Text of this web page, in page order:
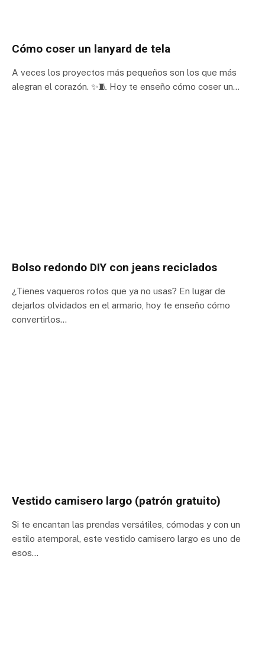
Cómo coser un lanyard de tela
A veces los proyectos más pequeños son los que más
alegran el corazón. ✨🧵 Hoy te enseño cómo coser un…
Bolso redondo DIY con jeans reciclados
¿Tienes vaqueros rotos que ya no usas? En lugar de
dejarlos olvidados en el armario, hoy te enseño cómo
convertirlos…
Vestido camisero largo (patrón gratuito)
Si te encantan las prendas versátiles, cómodas y con un
estilo atemporal, este vestido camisero largo es uno de
esos…